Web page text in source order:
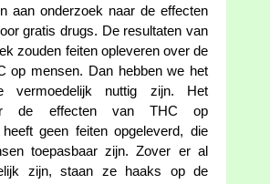
aan onderzoek naar de effecten
gratis drugs. De resultaten van
zouden feiten opleveren over de
op mensen. Dan hebben we het
vermoedelijk nuttig zijn. Het
de effecten van THC op
heeft geen feiten opgeleverd, die
toepasbaar zijn. Zover er al
zijn, staan ze haaks op de